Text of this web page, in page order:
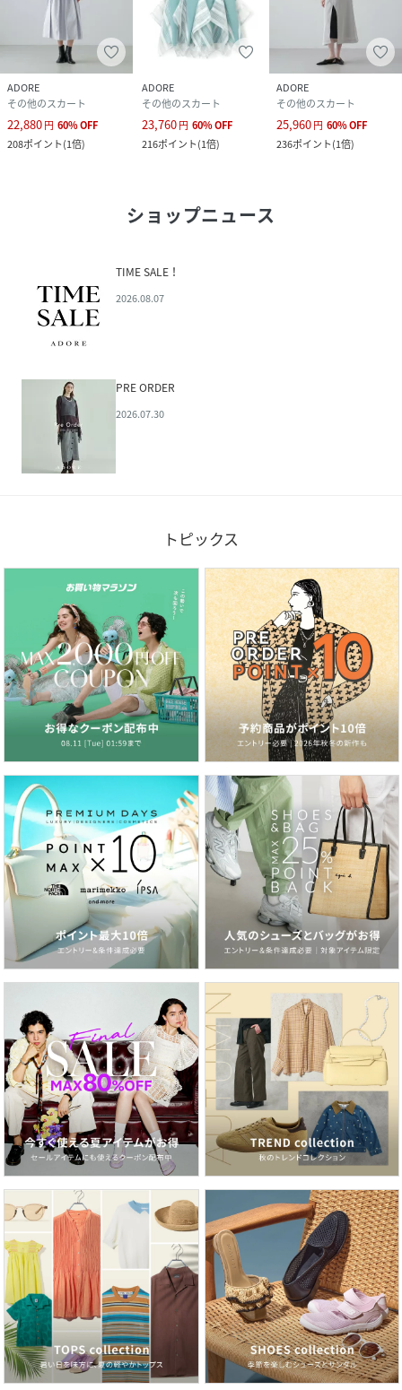
ADORE
その他のスカート
22,880円 60%OFF
208ポイント(1倍)
ADORE
その他のスカート
23,760円 60%OFF
216ポイント(1倍)
ADORE
その他のスカート
25,960円 60%OFF
236ポイント(1倍)
ショップニュース
TIME SALE！
2026.08.07
PRE ORDER
2026.07.30
トピックス